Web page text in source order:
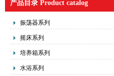
产品目录 Product catalog
振荡器系列
摇床系列
培养箱系列
水浴系列